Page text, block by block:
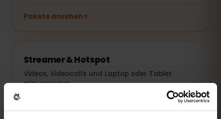
Pakete ansehen
Streamer & Hotspot
Videos, Videocalls und Laptop oder Tablet
mitversorgen.
20 GB+ oder Unlimited